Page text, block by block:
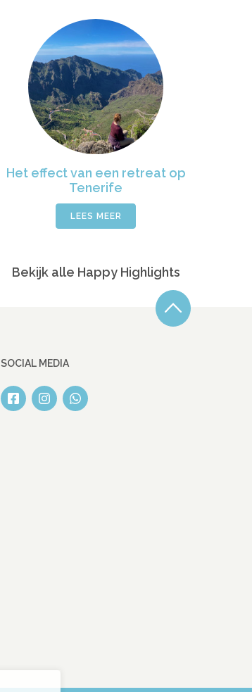
Het effect van een retreat op
Tenerife
LEES MEER
Bekijk alle Happy Highlights
SOCIAL MEDIA